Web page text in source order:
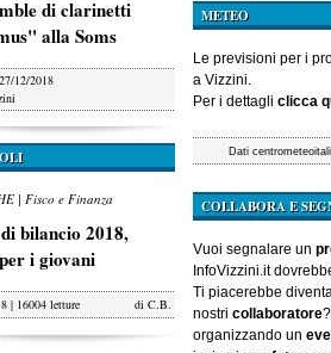
di clarinetti
alla Soms
12/2018
| Fisco e Finanza
bilancio 2018,
i giovani
| 16004 letture di C.B.
METEO
Le previsioni per i
a Vizzini.
Per i dettagli clicca
Dati
COLLABORA E
Vuoi segnalare un
InfoVizzini.it
Ti piacerebbe
nostri collaboratore
organizzando un